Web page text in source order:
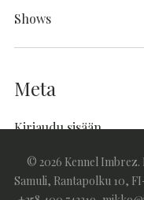
Shows
Meta
Kirjaudu sisään
Kommenttisyöte
© 2026 Kennel
Samuli, Rantapolku 10,